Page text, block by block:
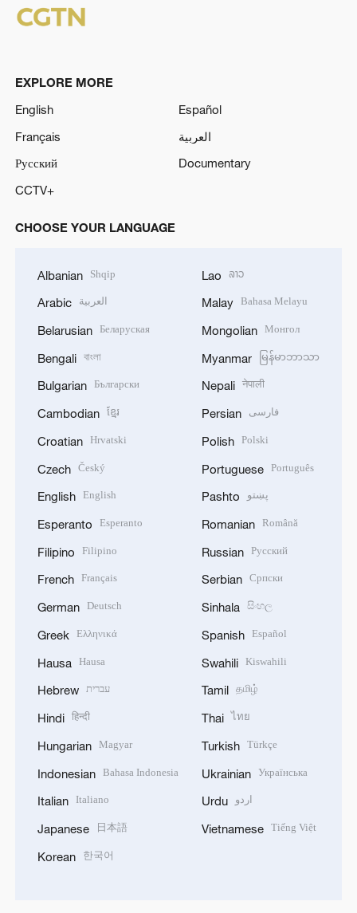
EXPLORE MORE
English
Español
Français
العربية
Русский
Documentary
CCTV+
CHOOSE YOUR LANGUAGE
Albanian Shqip
Arabic العربية
Belarusian Беларуская
Bengali বাংলা
Bulgarian Български
Cambodian ខ្មែរ
Croatian Hrvatski
Czech Český
English English
Esperanto Esperanto
Filipino Filipino
French Français
German Deutsch
Greek Ελληνικά
Hausa Hausa
Hebrew עברית
Hindi हिन्दी
Hungarian Magyar
Indonesian Bahasa Indonesia
Italian Italiano
Japanese 日本語
Korean 한국어
Lao ລາວ
Malay Bahasa Melayu
Mongolian Монгол
Myanmar မြန်မာဘာသာ
Nepali नेपाली
Persian فارسی
Polish Polski
Portuguese Português
Pashto پښتو
Romanian Română
Russian Русский
Serbian Српски
Sinhala සිංහල
Spanish Español
Swahili Kiswahili
Tamil தமிழ்
Thai ไทย
Turkish Türkçe
Ukrainian Українська
Urdu اردو
Vietnamese Tiếng Việt